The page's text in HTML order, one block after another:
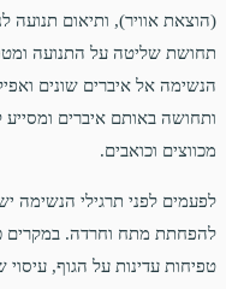
(הוצאת אוויר), ותיאום
תחושת שליטה על התנועה
הנשימה אל איברים שונים
ותחושה באותם איברים ומסייע
מכווצים וכואבים.
לפעמים לפני תרגילי הנשימה
להפחתת מתח וחרדה. במקרים
טפיחות עדינות על הגוף,